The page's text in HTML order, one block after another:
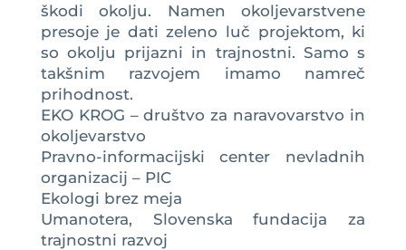
škodi okolju. Namen okoljevarstvene
presoje je dati zeleno luč projektom, ki
so okolju prijazni in trajnostni. Samo s
takšnim razvojem imamo namreč
prihodnost.
EKO KROG – društvo za naravovarstvo in
okoljevarstvo
Pravno-informacijski center nevladnih
organizacij – PIC
Ekologi brez meja
Umanotera, Slovenska fundacija za
trajnostni razvoj